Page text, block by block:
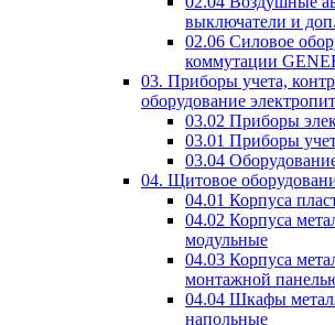
выключатели и
02.06 Силовое
коммутации
03. Приборы учета,
оборудование
03.02 Приборы
03.01 Приборы
03.04
04. Щитовое
04.01 Корпуса
04.02 Корпуса
модульные
04.03 Корпуса
монтажной
04.04 Шкафы
напольные